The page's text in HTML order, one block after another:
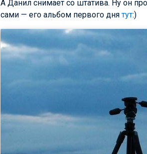
А Данил снимает со штатива. Ну он
сами — его альбом первого днятут:)